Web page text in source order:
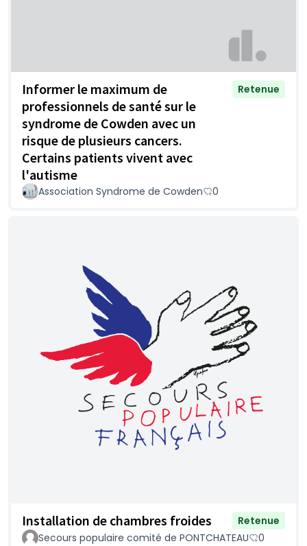
Informer le maximum de
professionnels de santé sur le
syndrome de Cowden avec un
risque de plusieurs cancers.
Certains patients vivent avec
l'autisme
Retenue
Association Syndrome de Cowden 0
Installation de chambres froides
Retenue
Secours populaire comité de PONTCHATEAU
0